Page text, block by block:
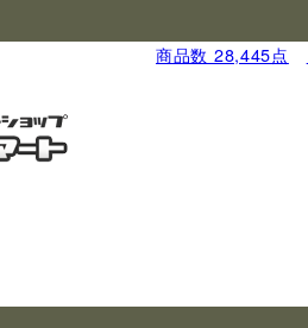
商品数 28,445点